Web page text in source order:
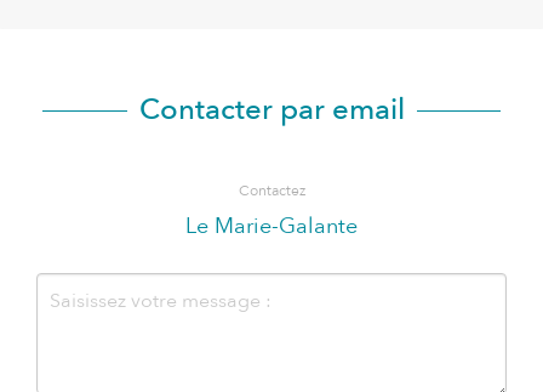
Contacter par email
Contactez
Le Marie-Galante